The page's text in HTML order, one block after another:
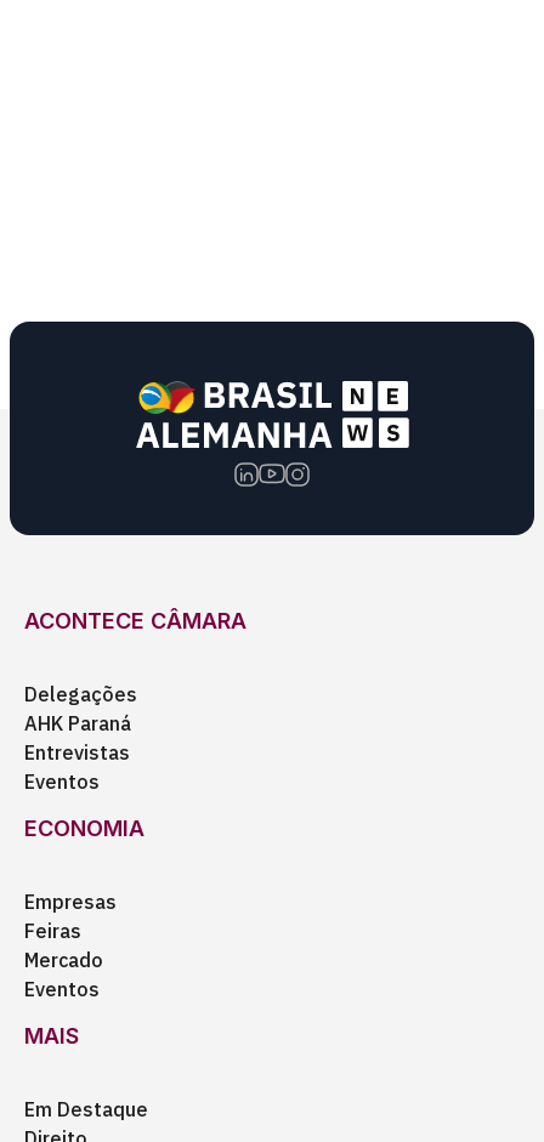
ACONTECE CÂMARA
Delegações
AHK Paraná
Entrevistas
Eventos
ECONOMIA
Empresas
Feiras
Mercado
Eventos
MAIS
Em Destaque